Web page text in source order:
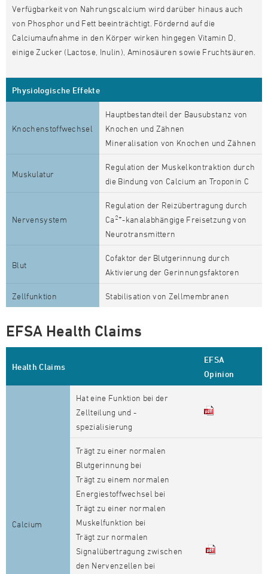
Verfügbarkeit von Nahrungscalcium wird darüber hinaus auch
von Phosphor und Fett beeinträchtigt. Fördernd auf die
Calciumaufnahme in den Körper wirken hingegen Vitamin D,
einige Zucker (Lactose, Inulin), Aminosäuren sowie Fruchtsäuren.
Physiologische Effekte
Knochenstoffwechsel
Hauptbestandteil der Bausubstanz von
Knochen und Zähnen
Mineralisation von Knochen und Zähnen
Muskulatur
Regulation der Muskelkontraktion durch
die Bindung von Calcium an Troponin C
Nervensystem
Regulation der Reizübertragung durch
Ca 2+-kanalabhängige Freisetzung von
Neurotransmittern
Blut
Cofaktor der Blutgerinnung durch
Aktivierung der Gerinnungsfaktoren
Zellfunktion Stabilisation von Zellmembranen
EFSA Health Claims
Health Claims
EFSA
Opinion
Calcium
Hat eine Funktion bei der
Zellteilung und -
spezialisierung
Trägt zu einer normalen
Blutgerinnung bei
Trägt zu einem normalen
Energiestoffwechsel bei
Trägt zu einer normalen
Muskelfunktion bei
Trägt zur normalen
Signalübertragung zwischen
den Nervenzellen bei